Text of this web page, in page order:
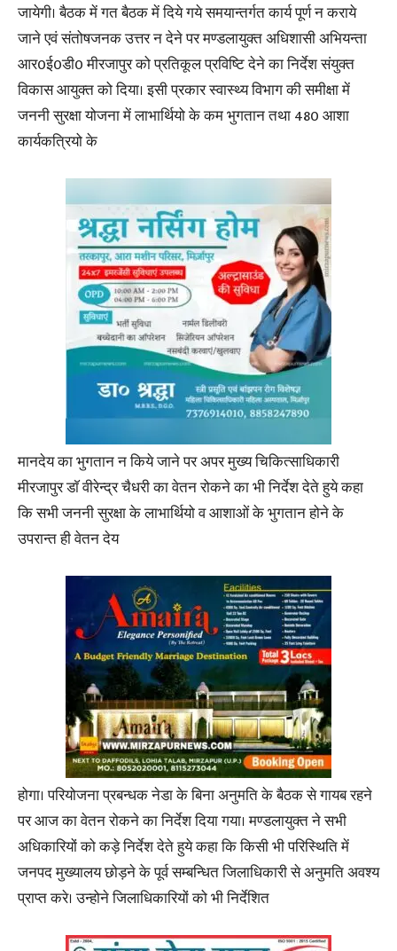
जायेगी। बैठक में गत बैठक में दिये गये समयान्तर्गत कार्य पूर्ण न कराये
जाने एवं संतोषजनक उत्तर न देने पर मण्डलायुक्त अधिशासी अभियन्ता
आर0ई0डी0 मीरजापुर को प्रतिकूल प्रविष्टि देने का निर्देश संयुक्त
विकास आयुक्त को दिया। इसी प्रकार स्वास्थ्य विभाग की समीक्षा में
जननी सुरक्षा योजना में लाभार्थियो के कम भुगतान तथा 480 आशा
कार्यकत्रियो के
मानदेय का भुगतान न किये जाने पर अपर मुख्य चिकित्साधिकारी
मीरजापुर डाॅ वीरेन्द्र चैधरी का वेतन रोकने का भी निर्देश देते हुये कहा
कि सभी जननी सुरक्षा के लाभार्थियो व आशाओं के भुगतान होने के
उपरान्त ही वेतन देय
होगा। परियोजना प्रबन्धक नेडा के बिना अनुमति के बैठक से गायब रहने
पर आज का वेतन रोकने का निर्देश दिया गया। मण्डलायुक्त ने सभी
अधिकारियों को कड़े निर्देश देते हुये कहा कि किसी भी परिस्थिति में
जनपद मुख्यालय छोड़ने के पूर्व सम्बन्धित जिलाधिकारी से अनुमति अवश्य
प्राप्त करे। उन्होने जिलाधिकारियों को भी निर्देशित